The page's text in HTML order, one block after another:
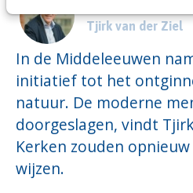
Tjirk van der Ziel
In de Middeleeuwen
initiatief tot het
natuur. De moderne
doorgeslagen, vindt
Kerken zouden
wijzen.